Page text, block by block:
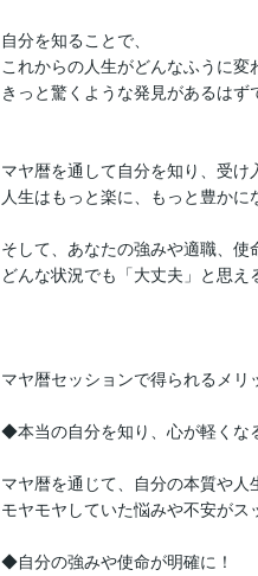
自分を知ることで、
これからの人生がどんなふうに変
きっと驚くような発見があるはず
マヤ暦を通して自分を知り、受け
人生はもっと楽に、もっと豊かに
そして、あなたの強みや適職、使
どんな状況でも「大丈夫」と思え
マヤ暦セッションで得られるメリ
◆本当の自分を知り、心が軽くな
マヤ暦を通じて、自分の本質や人
モヤモヤしていた悩みや不安がス
◆自分の強みや使命が明確に！